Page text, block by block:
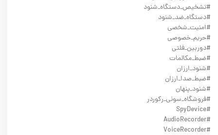
#تشخیص_دستگاه_شنود
#دستگاه_ضد_شنود
#امنیت_شخصی
#حریم_خصوصی
#دوربین_فلتی
#ضبط_مکالمات
#شنود_ارزان
#ضبط_صدا_ارزان
#شنود_پنهان
#فروشگاه_سونی_رکوردر
#SpyDevice
#AudioRecorder
#VoiceRecorder